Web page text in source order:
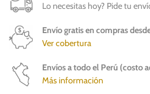
Lo necesitas hoy? Pide tu
Envío gratis en compras
Ver cobertura
Envíos a todo el Perú (costo
Más información